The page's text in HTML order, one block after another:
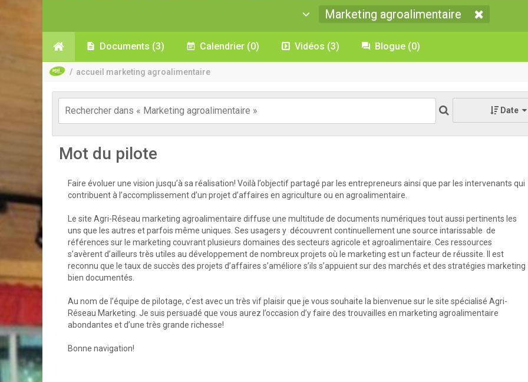
Marketing agroalimentaire
Documents (3) Calendrier (0) Vidéos (3) Blogue (0)
/ accueil marketing agroalimentaire
Date
Mot du pilote
Faire évoluer une vision jusqu’à sa réalisation! Voilà l’objectif partagé par les entrepreneurs ainsi que par les intervenants qui
contribuent à l’accomplissement d’un projet d’affaires en agriculture ou en agroalimentaire.
Le site Agri-Réseau marketing agroalimentaire diffuse une multitude de documents numériques tout aussi pertinents les
uns que les autres et parfois même uniques. Ses usagers y découvrent continuellement une source intarissable de
références sur le marketing couvrant plusieurs domaines des secteurs agricole et agroalimentaire. Ces ressources
s’avèrent d’ailleurs très utiles au développement de nombreux projets où le marketing est un facteur de réussite. Il est
reconnu que le taux de succès des projets d’affaires s’améliore s’ils s’appuient sur des marchés et des stratégies marketing
bien documentés.
Au nom de l’équipe de pilotage, c’est avec un très vif plaisir que je vous souhaite la bienvenue sur le site spécialisé Agri-
Réseau Marketing. Je suis persuadé que vous aurez l’occasion d’y faire des trouvailles en marketing agroalimentaire
abondantes et d’une très grande richesse!
Bonne navigation!